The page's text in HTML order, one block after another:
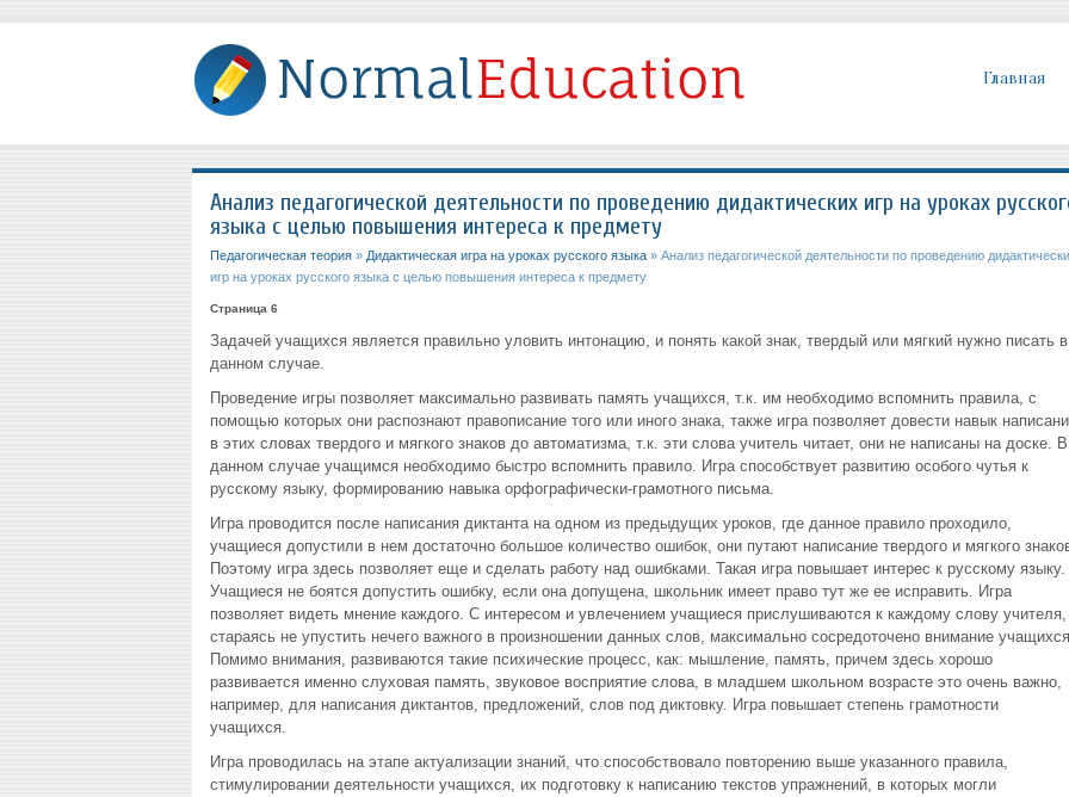
Главная
Анализ педагогической деятельности по проведению дидактических игр на уроках
языка с целью повышения интереса к предмету
Педагогическая теория» Дидактическая игра на уроках русского языка» Анализ педагогической деятельности по проведению
игр на уроках русского языка с целью повышения интереса к предмету
Страница 6
Задачей учащихся является правильно уловить интонацию, и понять какой знак, твердый или мягкий нужно писать в
данном случае.
Проведение игры позволяет максимально развивать память учащихся, т.к. им необходимо вспомнить правила, с
помощью которых они распознают правописание того или иного знака, также игра позволяет довести навык
в этих словах твердого и мягкого знаков до автоматизма, т.к. эти слова учитель читает, они не написаны на доске. В
данном случае учащимся необходимо быстро вспомнить правило. Игра способствует развитию особого чутья к
русскому языку, формированию навыка орфографически-грамотного письма.
Игра проводится после написания диктанта на одном из предыдущих уроков, где данное правило проходило,
учащиеся допустили в нем достаточно большое количество ошибок, они путают написание твердого и мягкого
Поэтому игра здесь позволяет еще и сделать работу над ошибками. Такая игра повышает интерес к русскому языку.
Учащиеся не боятся допустить ошибку, если она допущена, школьник имеет право тут же ее исправить. Игра
позволяет видеть мнение каждого. С интересом и увлечением учащиеся прислушиваются к каждому слову учителя,
стараясь не упустить нечего важного в произношении данных слов, максимально сосредоточено внимание
Помимо внимания, развиваются такие психические процесс, как: мышление, память, причем здесь хорошо
развивается именно слуховая память, звуковое восприятие слова, в младшем школьном возрасте это очень важно,
например, для написания диктантов, предложений, слов под диктовку. Игра повышает степень грамотности
учащихся.
Игра проводилась на этапе актуализации знаний, что способствовало повторению выше указанного правила,
стимулировании деятельности учащихся, их подготовку к написанию текстов упражнений, в которых могли